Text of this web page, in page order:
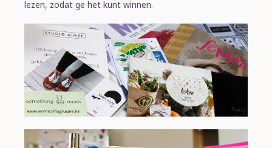
lezen, zodat ge het kunt winnen.